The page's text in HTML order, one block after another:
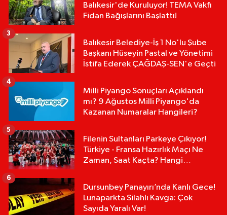
Balıkesir'de Kuruluyor! TEMA Vakfı
Fidan Bağışlarını Başlattı!
Balıkesir Belediye-İş 1 No'lu Şube
Başkanı Hüseyin Pastal ve Yönetimi
İstifa Ederek ÇAĞDAŞ-SEN'e Geçti
3
Milli Piyango Sonuçları Açıklandı
mı? 9 Ağustos Milli Piyango'da
Kazanan Numaralar Hangileri?
4
Filenin Sultanları Parkeye Çıkıyor!
Türkiye - Fransa Hazırlık Maçı Ne
Zaman, Saat Kaçta? Hangi
5
Dursunbey Panayırı’nda Kanlı Gece!
Lunaparkta Silahlı Kavga: Çok
Sayıda Yaralı Var!
6